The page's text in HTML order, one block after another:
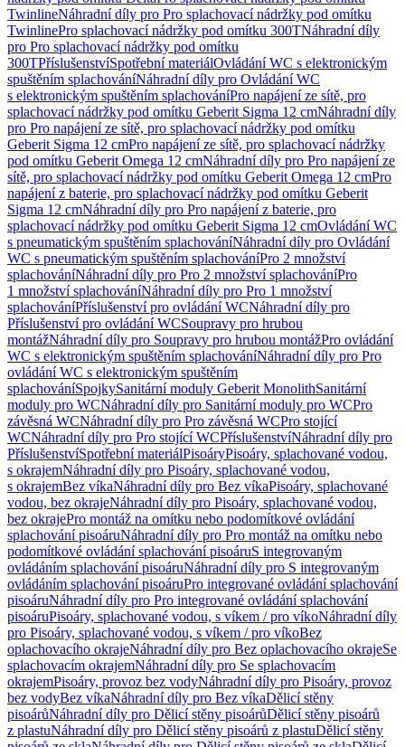
TwinlineNáhradní díly pro Pro splachovací nádržky pod omítku
TwinlinePro splachovací nádržky pod omítku 300TNáhradní díly
pro Pro splachovací nádržky pod omítku
300TPříslušenstvíSpotřební materiálOvládání WC s elektronickým
spuštěním splachováníNáhradní díly pro Ovládání WC
s elektronickým spuštěním splachováníPro napájení ze sítě, pro
splachovací nádržky pod omítku Geberit Sigma 12 cmNáhradní díly
pro Pro napájení ze sítě, pro splachovací nádržky pod omítku
Geberit Sigma 12 cmPro napájení ze sítě, pro splachovací nádržky
pod omítku Geberit Omega 12 cmNáhradní díly pro Pro napájení ze
sítě, pro splachovací nádržky pod omítku Geberit Omega 12 cmPro
napájení z baterie, pro splachovací nádržky pod omítku Geberit
Sigma 12 cmNáhradní díly pro Pro napájení z baterie, pro
splachovací nádržky pod omítku Geberit Sigma 12 cmOvládání WC
s pneumatickým spuštěním splachováníNáhradní díly pro Ovládání
WC s pneumatickým spuštěním splachováníPro 2 množství
splachováníNáhradní díly pro Pro 2 množství splachováníPro
1 množství splachováníNáhradní díly pro Pro 1 množství
splachováníPříslušenství pro ovládání WCNáhradní díly pro
Příslušenství pro ovládání WCSoupravy pro hrubou
montážNáhradní díly pro Soupravy pro hrubou montážPro ovládání
WC s elektronickým spuštěním splachováníNáhradní díly pro Pro
ovládání WC s elektronickým spuštěním
splachováníSpojkySanitární moduly Geberit MonolithSanitární
moduly pro WCNáhradní díly pro Sanitární moduly pro WCPro
závěsná WCNáhradní díly pro Pro závěsná WCPro stojící
WCNáhradní díly pro Pro stojící WCPříslušenstvíNáhradní díly pro
PříslušenstvíSpotřební materiálPisoáryPisoáry, splachované vodou,
s okrajemNáhradní díly pro Pisoáry, splachované vodou,
s okrajemBez víkaNáhradní díly pro Bez víkaPisoáry, splachované
vodou, bez okrajeNáhradní díly pro Pisoáry, splachované vodou,
bez okrajePro montáž na omítku nebo podomítkové ovládání
splachování pisoáruNáhradní díly pro Pro montáž na omítku nebo
podomítkové ovládání splachování pisoáruS integrovaným
ovládáním splachování pisoáruNáhradní díly pro S integrovaným
ovládáním splachování pisoáruPro integrované ovládání splachování
pisoáruNáhradní díly pro Pro integrované ovládání splachování
pisoáruPisoáry, splachované vodou, s víkem / pro víkoNáhradní díly
pro Pisoáry, splachované vodou, s víkem / pro víkoBez
oplachovacího okrajeNáhradní díly pro Bez oplachovacího okrajeSe
splachovacím okrajemNáhradní díly pro Se splachovacím
okrajemPisoáry, provoz bez vodyNáhradní díly pro Pisoáry, provoz
bez vodyBez víkaNáhradní díly pro Bez víkaDělicí stěny
pisoárůNáhradní díly pro Dělicí stěny pisoárůDělicí stěny pisoárů
z plastuNáhradní díly pro Dělicí stěny pisoárů z plastuDělicí stěny